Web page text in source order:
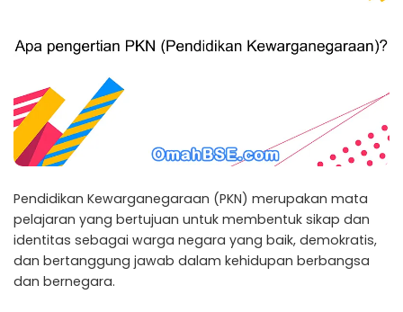
Pendidikan Kewarganegaraan (PKN) merupakan mata
pelajaran yang bertujuan untuk membentuk sikap dan
identitas sebagai warga negara yang baik, demokratis,
dan bertanggung jawab dalam kehidupan berbangsa
dan bernegara.